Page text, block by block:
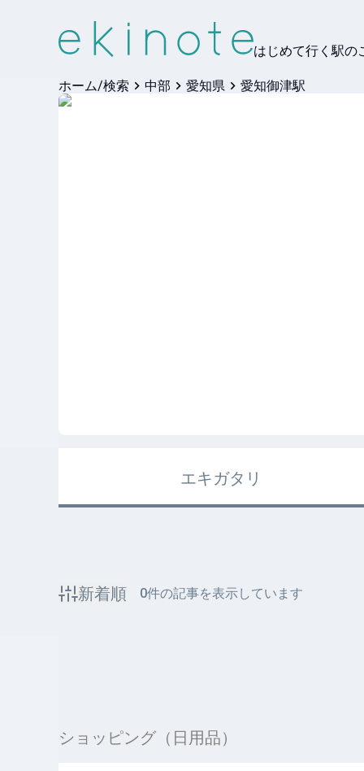
はじめて行く駅の
ホーム/検索 中部 愛知県 愛知御津駅
エキガタリ
新着順 0件の記事を表示しています
ショッピング（日用品）